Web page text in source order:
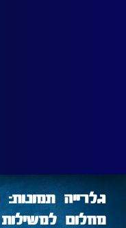
מחלום למשילות